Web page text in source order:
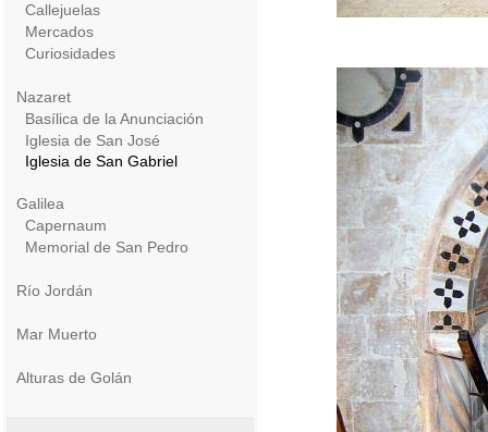
Callejuelas
Mercados
Curiosidades
Nazaret
Basílica de la Anunciación
Iglesia de San José
Iglesia de San Gabriel
Galilea
Capernaum
Memorial de San Pedro
Río Jordán
Mar Muerto
Alturas de Golán